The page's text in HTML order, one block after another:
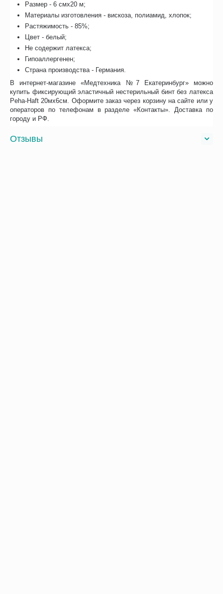
Размер - 6 смх20 м;
Материалы изготовления - вискоза, полиамид, хлопок;
Растяжимость - 85%;
Цвет - белый;
Не содержит латекса;
Гипоаллергенен;
Страна производства - Германия.
В интернет-магазине «Медтехника №7 Екатеринбург» можно
купить фиксирующий эластичный нестерильный бинт без латекса
Peha-Haft 20мх6см. Оформите заказ через корзину на сайте или у
операторов по телефонам в разделе «Контакты». Доставка по
городу и РФ.
Отзывы